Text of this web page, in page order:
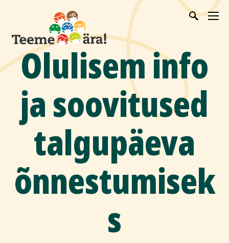
Olulisem info
ja soovitused
talgupäeva
õnnestumisek
s